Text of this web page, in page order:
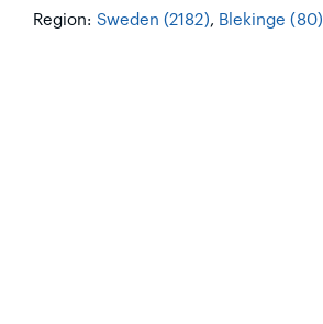
Region: Sweden (2182), Blekinge (80)